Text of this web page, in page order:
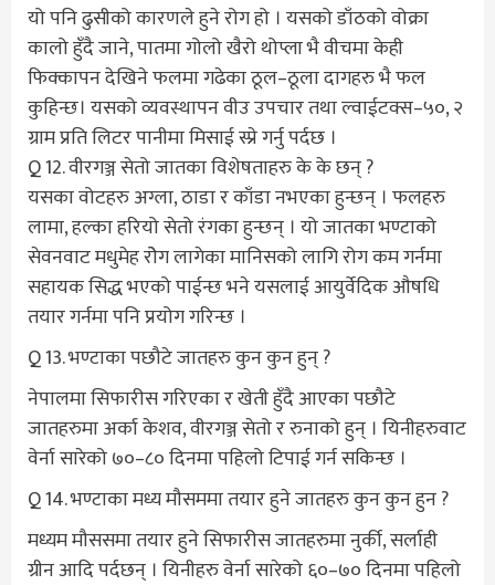
यो पनि ढुसीको कारणले हुने रोग हो । यसको डाँठको वोक्रा
कालो हुँदै जाने, पातमा गोलो खैरो थोप्ला भै वीचमा केही
फिक्कापन देखिने फलमा गढेका ठूल–ठूला दागहरु भै फल
कुहिन्छ। यसको व्यवस्थापन वीउ उपचार तथा ल्वाईटक्स–५०, २
ग्राम प्रति लिटर पानीमा मिसाई स्प्रे गर्नु पर्दछ ।
Q 12. वीरगञ्ज सेतो जातका विशेषताहरु के के छन् ?
यसका वोटहरु अग्ला, ठाडा र काँडा नभएका हुन्छन् । फलहरु
लामा, हल्का हरियो सेतो रंगका हुन्छन् । यो जातका भण्टाको
सेवनवाट मधुमेह रोेग लागेका मानिसको लागि रोग कम गर्नमा
सहायक सिद्ध भएको पाईन्छ भने यसलाई आयुर्वेदिक औषधि
तयार गर्नमा पनि प्रयोग गरिन्छ ।
Q 13. भण्टाका पछौटे जातहरु कुन कुन हुन् ?
नेपालमा सिफारीस गरिएका र खेती हुँदै आएका पछौटे
जातहरुमा अर्का केशव, वीरगञ्ज सेतो र रुनाको हुन् । यिनीहरुवाट
वेर्ना सारेको ७०–८० दिनमा पहिलो टिपाई गर्न सकिन्छ ।
Q 14. भण्टाका मध्य मौसममा तयार हुने जातहरु कुन कुन हुन ?
मध्यम मौससमा तयार हुने सिफारीस जातहरुमा नुर्की, सर्लाही
ग्रीन आदि पर्दछन् । यिनीहरु वेर्ना सारेको ६०–७० दिनमा पहिलो